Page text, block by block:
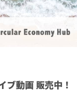
ブ動画 販売中！